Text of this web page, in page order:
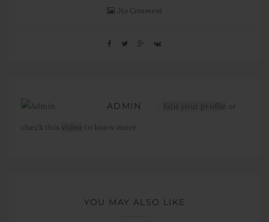
No Comment
ADMIN Edit your profile or
check this video to know more
YOU MAY ALSO LIKE